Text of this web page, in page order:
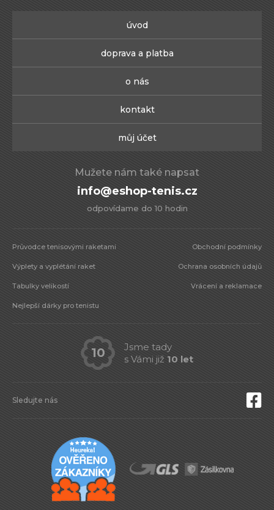
úvod
doprava a platba
o nás
kontakt
můj účet
Mužete nám také napsat
info@eshop-tenis.cz
odpovídame do 10 hodin
Průvodce tenisovými raketami
Výplety a vyplétání raket
Tabulky velikostí
Nejlepší dárky pro tenistu
Obchodní podmínky
Ochrana osobních údajů
Vrácení a reklamace
Sledujte nás
10
Jsme tady
s Vámi již 10 let